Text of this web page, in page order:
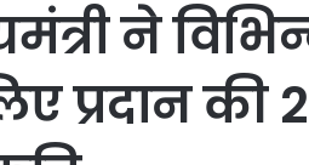
ने
प्रदान की